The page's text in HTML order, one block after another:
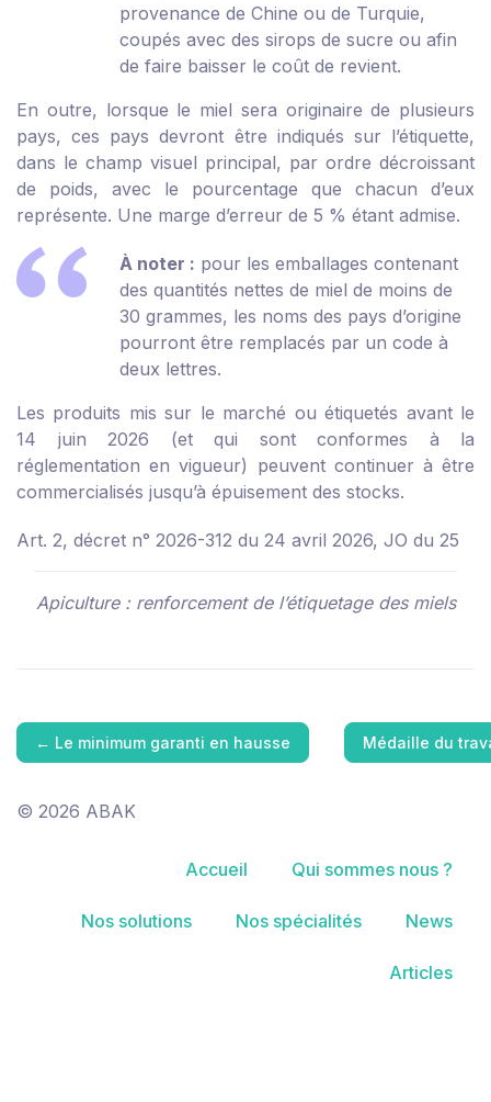
provenance de Chine ou de Turquie,
coupés avec des sirops de sucre ou afin
de faire baisser le coût de revient.
En outre, lorsque le miel sera originaire de plusieurs
pays, ces pays devront être indiqués sur l’étiquette,
dans le champ visuel principal, par ordre décroissant
de poids, avec le pourcentage que chacun d’eux
représente. Une marge d’erreur de 5 % étant admise.
À noter : pour les emballages contenant
des quantités nettes de miel de moins de
30 grammes, les noms des pays d’origine
pourront être remplacés par un code à
deux lettres.
Les produits mis sur le marché ou étiquetés avant le
14 juin 2026 (et qui sont conformes à la
réglementation en vigueur) peuvent continuer à être
commercialisés jusqu’à épuisement des stocks.
Art. 2, décret n° 2026-312 du 24 avril 2026, JO du 25
Apiculture : renforcement de l’étiquetage des miels
← Le minimum garanti en hausse Médaille du
© 2026 ABAK
Accueil Qui sommes nous ?
Nos solutions Nos spécialités News
Articles